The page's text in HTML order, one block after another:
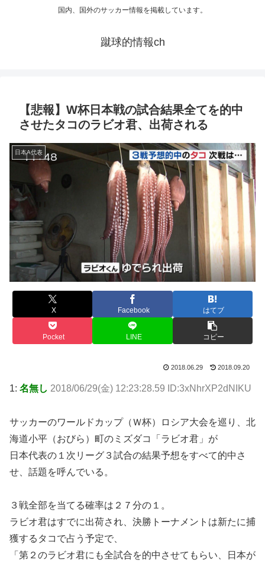
国内、国外のサッカー情報を掲載しています。
蹴球的情報ch
【悲報】W杯日本戦の試合結果全てを的中
させたタコのラビオ君、出荷される
日本A代表
X Facebook はてブ
Pocket LINE コピー
2018.06.29 2018.09.20
1: 名無し 2018/06/29(金) 12:23:28.59 ID:3xNhrXP2dNIKU
サッカーのワールドカップ（Ｗ杯）ロシア大会を巡り、北
海道小平（おびら）町のミズダコ「ラビオ君」が
日本代表の１次リーグ３試合の結果予想をすべて的中さ
せ、話題を呼んでいる。
３戦全部を当てる確率は２７分の１。
ラビオ君はすでに出荷され、決勝トーナメントは新たに捕
獲するタコで占う予定で、
「第２のラビオ君にも全試合を的中させてもらい、日本が